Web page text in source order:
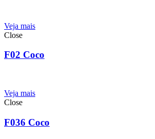
Veja mais
Close
F02 Coco
Veja mais
Close
F036 Coco